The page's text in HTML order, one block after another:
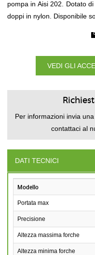
pompa in Aisi 202. Dotato
doppi in nylon. Disponibile
VEDI GLI
Per informazioni invia
contattaci al
DATI TECNICI
Modello
Portata max
Precisione
Altezza massima forche
Altezza minima forche